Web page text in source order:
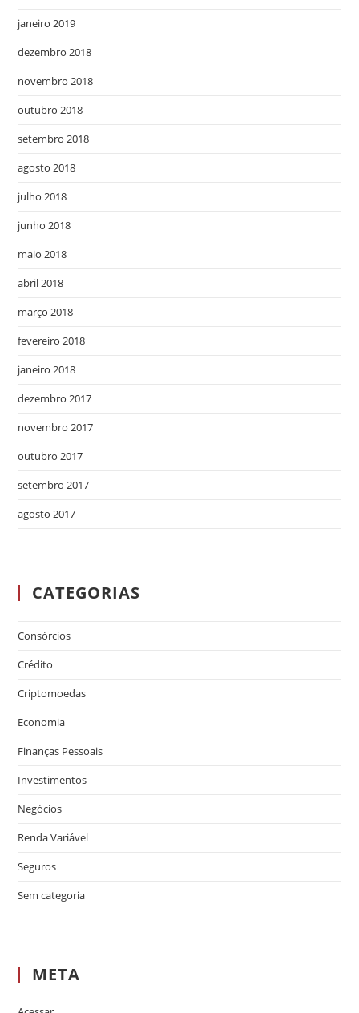
janeiro 2019
dezembro 2018
novembro 2018
outubro 2018
setembro 2018
agosto 2018
julho 2018
junho 2018
maio 2018
abril 2018
março 2018
fevereiro 2018
janeiro 2018
dezembro 2017
novembro 2017
outubro 2017
setembro 2017
agosto 2017
CATEGORIAS
Consórcios
Crédito
Criptomoedas
Economia
Finanças Pessoais
Investimentos
Negócios
Renda Variável
Seguros
Sem categoria
META